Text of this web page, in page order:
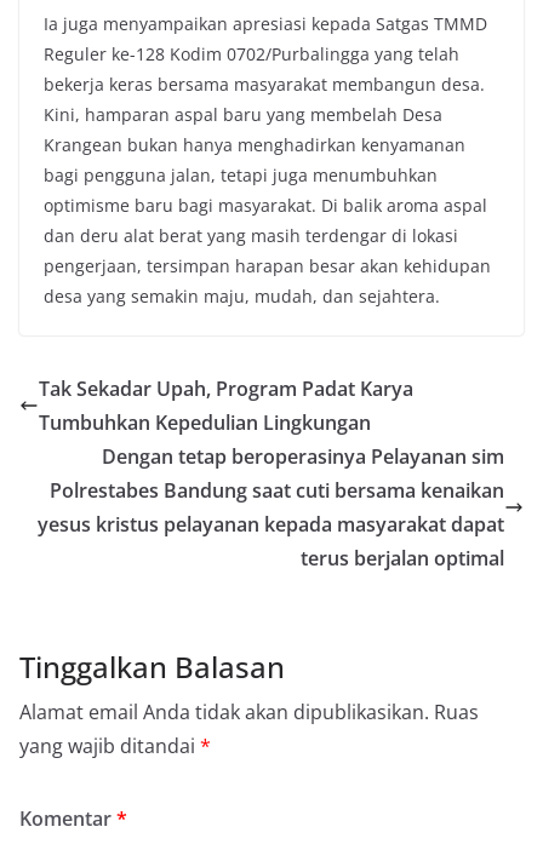
Ia juga menyampaikan apresiasi kepada Satgas TMMD
Reguler ke-128 Kodim 0702/Purbalingga yang telah
bekerja keras bersama masyarakat membangun desa.
Kini, hamparan aspal baru yang membelah Desa
Krangean bukan hanya menghadirkan kenyamanan
bagi pengguna jalan, tetapi juga menumbuhkan
optimisme baru bagi masyarakat. Di balik aroma aspal
dan deru alat berat yang masih terdengar di lokasi
pengerjaan, tersimpan harapan besar akan kehidupan
desa yang semakin maju, mudah, dan sejahtera.
Tak Sekadar Upah, Program Padat Karya
Tumbuhkan Kepedulian Lingkungan
Dengan tetap beroperasinya Pelayanan sim
Polrestabes Bandung saat cuti bersama kenaikan
yesus kristus pelayanan kepada masyarakat dapat
terus berjalan optimal
Tinggalkan Balasan
Alamat email Anda tidak akan dipublikasikan. Ruas
yang wajib ditandai *
Komentar*